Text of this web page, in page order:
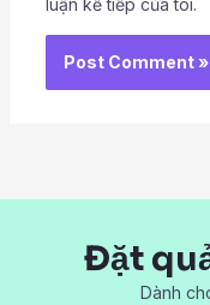
luận kế tiếp của tôi.
Đặt
Dành